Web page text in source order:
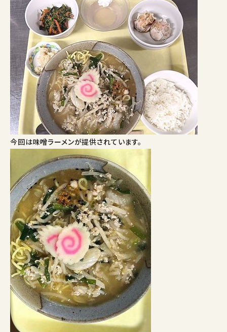
今回は味噌ラーメンが提供されています。